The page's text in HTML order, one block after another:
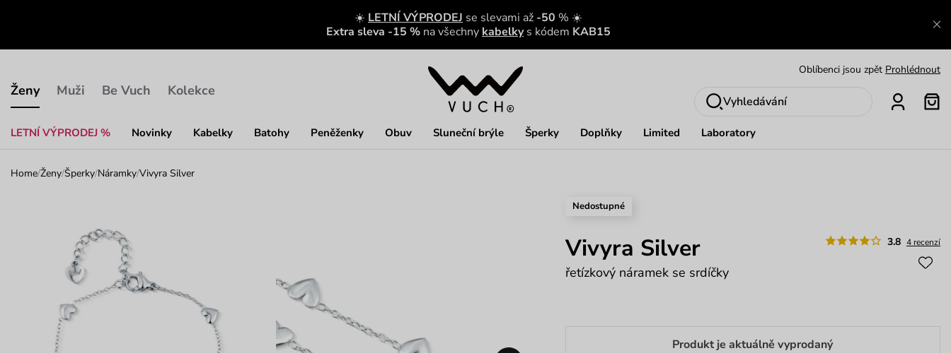
☀️ LETNÍ VÝPRODEJ se slevami až -50 % ☀️
Extra sleva -15 % na všechny kabelkys kódem KAB15
Ženy
LETNÍ VÝPRODEJ % Novinky Kabelky Batohy Peněženky Obuv Sluneční brýle Šperky Doplňky Limited Laboratory
Muži Be Vuch Kolekce
Nech se inspirovat Ukázat
Vyhledávání
Home/Ženy/Šperky/Náramky/Vivyra Silver
Nedostupné
3.8 4 recenzí
Vivyra Silver
řetízkový náramek se srdíčky
Produkt je aktuálně vyprodaný